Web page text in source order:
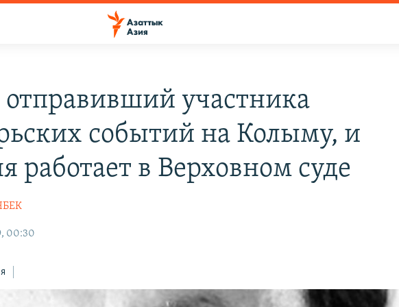
отправивший участника
событий на Колыму, и
работает в Верховном суде
00:30